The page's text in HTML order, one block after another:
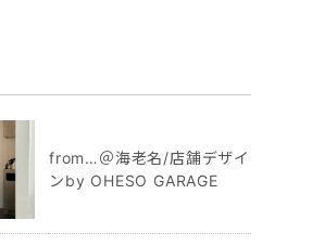
from…＠海老名/店舗デザイ
ンby OHESO GARAGE